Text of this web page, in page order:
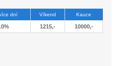
dní Víkend Kauce
1215,- 10000,-